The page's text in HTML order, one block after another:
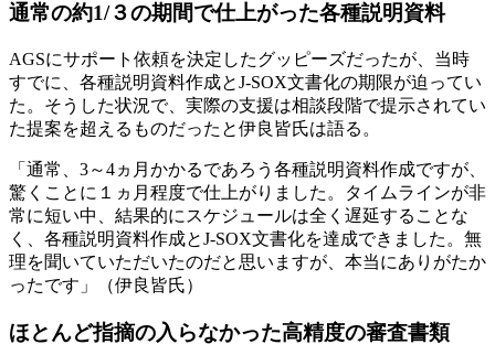
通常の約1/３の期間で仕上がった各種説明資料
AGSにサポート依頼を決定したグッピーズだったが、当時
すでに、各種説明資料作成とJ-SOX文書化の期限が迫ってい
た。そうした状況で、実際の支援は相談段階で提示されてい
た提案を超えるものだったと伊良皆氏は語る。
「通常、3～4ヵ月かかるであろう各種説明資料作成ですが、
驚くことに１ヵ月程度で仕上がりました。タイムラインが非
常に短い中、結果的にスケジュールは全く遅延することな
く、各種説明資料作成とJ-SOX文書化を達成できました。無
理を聞いていただいたのだと思いますが、本当にありがたか
ったです」（伊良皆氏）
ほとんど指摘の入らなかった高精度の審査書類